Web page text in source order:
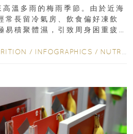
溫多雨的梅雨季節。由於近海
常長留冷氣房、飲食偏好凍飲
易積聚體濕，引致周身困重疲
/ INFOGRAPHICS / NUTRITION